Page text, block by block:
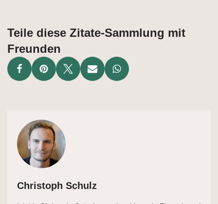
Teile diese Zitate-Sammlung mit
Freunden
Christoph Schulz